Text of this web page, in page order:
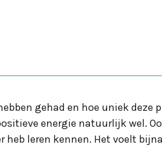
gehad en hoe uniek deze
energie natuurlijk wel.
leren kennen. Het voelt